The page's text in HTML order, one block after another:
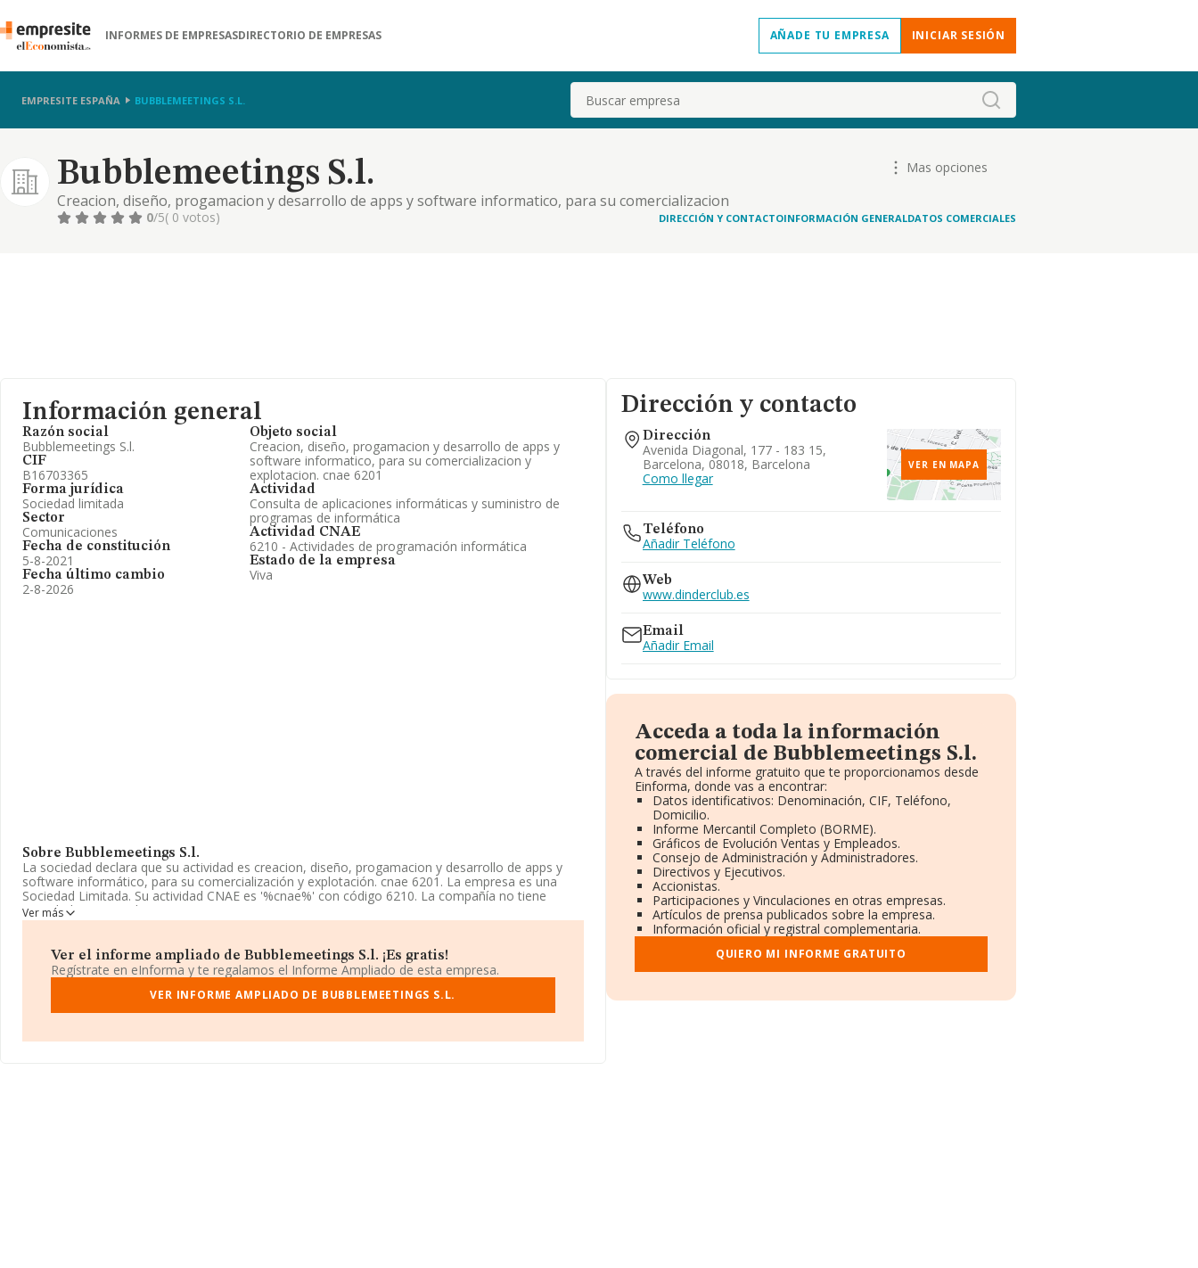
INFORMES DE EMPRESASDIRECTORIO DE EMPRESAS AÑADE TU EMPRESA INICIAR SESIÓN
EMPRESITE ESPAÑA BUBBLEMEETINGS S.L. Buscar
Bubblemeetings S.l.
Creacion, diseño, progamacion y desarrollo de apps y software informatico, para su comercializacion
y explotacion. cnae 6201
Mas opciones
0/5( 0 votos) DIRECCIÓN Y CONTACTOINFORMACIÓN GENERALDATOS COMERCIALES
Información general
Razón social
Bubblemeetings S.l.
CIF
B16703365
Forma jurídica
Sociedad limitada
Sector
Comunicaciones
Fecha de constitución
5-8-2021
Fecha último cambio
2-8-2026
Objeto social
Creacion, diseño, progamacion y desarrollo de apps y
software informatico, para su comercializacion y
explotacion. cnae 6201
Actividad
Consulta de aplicaciones informáticas y suministro de
programas de informática
Actividad CNAE
6210 - Actividades de programación informática
Estado de la empresa
Viva
Sobre Bubblemeetings S.l.
La sociedad declara que su actividad es creacion, diseño, progamacion y desarrollo de apps y
software informático, para su comercialización y explotación. cnae 6201. La empresa es una
Sociedad Limitada. Su actividad CNAE es '%cnae%' con código 6210. La compañía no tiene
actividad en mercados exteriores.
número de empleados por debajo de la media de sector.
Puedes consultar su página web aquí:www.dinderclub.es.
La sociedadBubblemeetings S.L, con CIF B16703365, está situada en Avenida Diagonal Ed
Ver más
Ver el informe ampliado de Bubblemeetings S.l. ¡Es gratis!
Regístrate en eInforma y te regalamos el Informe Ampliado de esta empresa.
VER INFORME AMPLIADO DE BUBBLEMEETINGS S.L.
Dirección y contacto
Dirección
Avenida Diagonal, 177 - 183 15,
Barcelona, 08018, Barcelona
Como llegar
VER EN MAPA
Teléfono
Añadir Teléfono
Web
www.dinderclub.es
Email
Añadir Email
Acceda a toda la información
comercial de Bubblemeetings S.l.
A través del informe gratuito que te proporcionamos desde
Einforma, donde vas a encontrar:
Datos identificativos: Denominación, CIF, Teléfono,
Domicilio.
Informe Mercantil Completo (BORME).
Gráficos de Evolución Ventas y Empleados.
Consejo de Administración y Administradores.
Directivos y Ejecutivos.
Accionistas.
Participaciones y Vinculaciones en otras empresas.
Artículos de prensa publicados sobre la empresa.
Información oficial y registral complementaria.
QUIERO MI INFORME GRATUITO